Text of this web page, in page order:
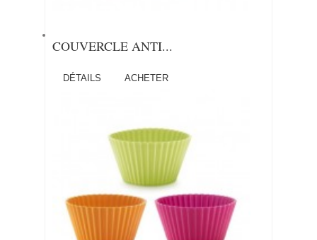
COUVERCLE ANTI...
DÉTAILS ACHETER